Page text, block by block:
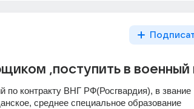
,поступить в военный
контракту ВНГ РФ(Росгвардия), в звание
среднее специальное образование